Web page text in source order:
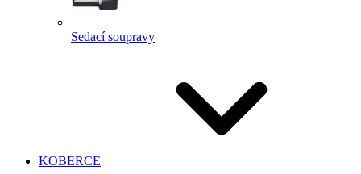
Sedací soupravy
KOBERCE